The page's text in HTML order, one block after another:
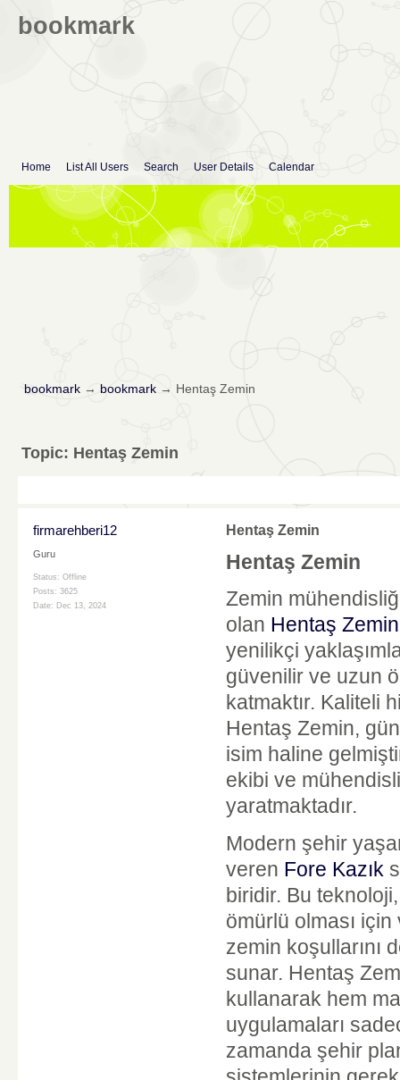
bookmark
Home List All Users Search User Details Calendar
bookmark→ bookmark→ Hentaş Zemin
Topic: Hentaş Zemin
firmarehberi12
Guru
Status: Offline
Posts: 3625
Date: Dec 13, 2024
Hentaş Zemin
Hentaş Zemin
Zemin
olan Hentaş Zemin
yenilikçi
güvenilir ve uzun
katmaktır. Kaliteli
Hentaş Zemin,
isim haline
ekibi ve
yaratmaktadır.
Modern şehir
veren Fore Kazık
biridir. Bu
ömürlü olması
zemin koşullarını
sunar. Hentaş
kullanarak hem
uygulamaları
zamanda şehir